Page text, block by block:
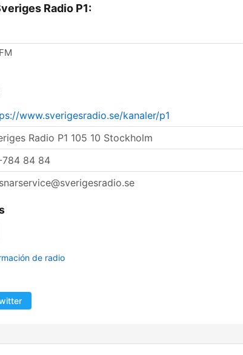
Radio P1:
www.sverigesradio.se/kanaler/p1
Radio P1 105 10 Stockholm
784 84 84
de radio